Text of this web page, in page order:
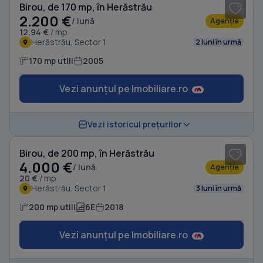
Birou, de 170 mp, în Herăstrău
2.200 €/ lună
12.94 € / mp
Agenție
Herăstrău, Sector 1 2 luni în urmă
170 mp utili 2005
Vezi anunțul pe Imobiliare.ro
Vezi istoricul prețurilor
Birou, de 200 mp, în Herăstrău
4.000 €/ lună
20 € / mp
Agenție
Herăstrău, Sector 1 3 luni în urmă
200 mp utili 6E 2018
Vezi anunțul pe Imobiliare.ro